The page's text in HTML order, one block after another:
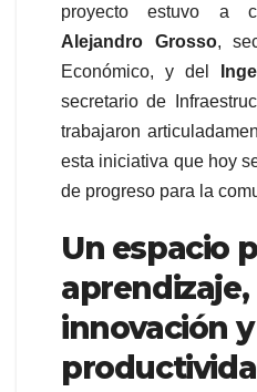
proyecto estuvo a
Alejandro Grosso,
Económico, y del
secretario de
trabajaron
esta iniciativa que hoy
de progreso para la
Un espacio
aprendizaje,
innovación